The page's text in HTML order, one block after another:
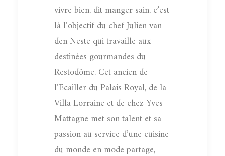
vivre bien, dit manger sain, c’est
là l’objectif du chef Julien van
den Neste qui travaille aux
destinées gourmandes du
Restodôme. Cet ancien de
l’Ecailler du Palais Royal, de la
Villa Lorraine et de chez Yves
Mattagne met son talent et sa
passion au service d’une cuisine
du monde en mode partage,